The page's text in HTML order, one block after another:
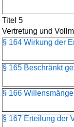
Titel 5
Vertretung und
§ 164 Wirkung der
§ 165 Beschränkt
§ 166
§ 167 Erteilung der